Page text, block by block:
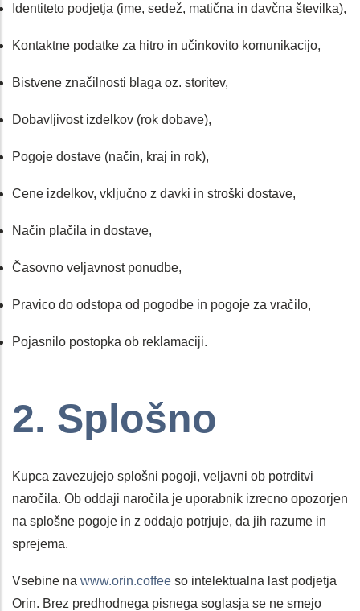
Identiteto podjetja (ime, sedež, matična in davčna številka),
Kontaktne podatke za hitro in učinkovito komunikacijo,
Bistvene značilnosti blaga oz. storitev,
Dobavljivost izdelkov (rok dobave),
Pogoje dostave (način, kraj in rok),
Cene izdelkov, vključno z davki in stroški dostave,
Način plačila in dostave,
Časovno veljavnost ponudbe,
Pravico do odstopa od pogodbe in pogoje za vračilo,
Pojasnilo postopka ob reklamaciji.
2. Splošno
Kupca zavezujejo splošni pogoji, veljavni ob potrditvi
naročila. Ob oddaji naročila je uporabnik izrecno opozorjen
na splošne pogoje in z oddajo potrjuje, da jih razume in
sprejema.
Vsebine na www.orin.coffee so intelektualna last podjetja
Orin. Brez predhodnega pisnega soglasja se ne smejo